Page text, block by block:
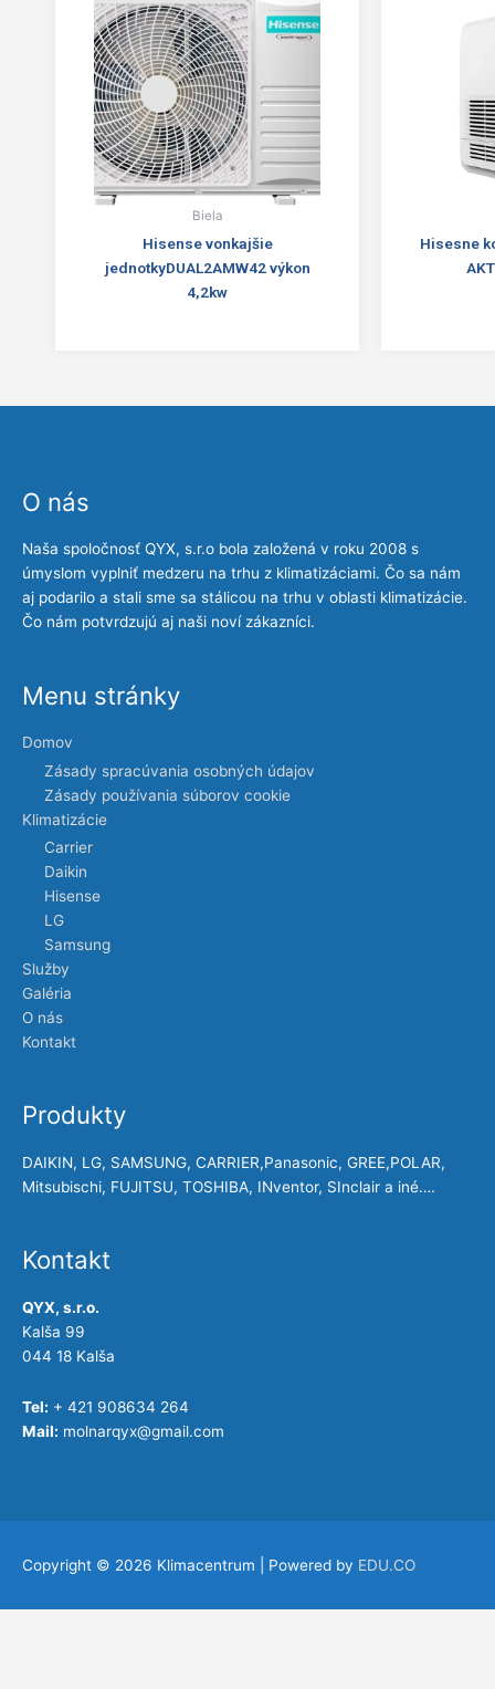
Biela
Hisense vonkajšie
jednotkyDUAL2AMW42 výkon
4,2kw
Hisesne
O nás
Naša spoločnosť QYX, s.r.o bola založená v roku 2008 s
úmyslom vyplniť medzeru na trhu z klimatizáciami. Čo sa nám
aj podarilo a stali sme sa stálicou na trhu v oblasti klimatizácie.
Čo nám potvrdzujú aj naši noví zákazníci.
Menu stránky
Domov
Zásady spracúvania osobných údajov
Zásady používania súborov cookie
Klimatizácie
Carrier
Daikin
Hisense
LG
Samsung
Služby
Galéria
O nás
Kontakt
Produkty
DAIKIN, LG, SAMSUNG, CARRIER,Panasonic, GREE,POLAR,
Mitsubischi, FUJITSU, TOSHIBA, INventor, SInclair a iné….
Kontakt
QYX, s.r.o.
Kalša 99
044 18 Kalša
Tel: + 421 908634 264
Mail: molnarqyx@gmail.com
Copyright © 2026 Klimacentrum | Powered by EDU.CO